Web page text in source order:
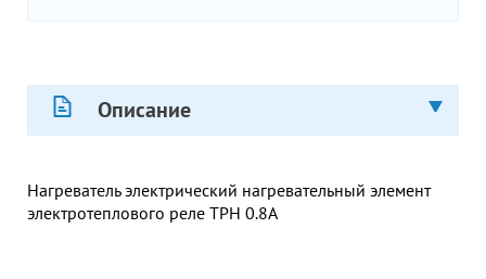
Описание
Нагреватель электрический нагревательный элемент
электротеплового реле ТРН 0.8А